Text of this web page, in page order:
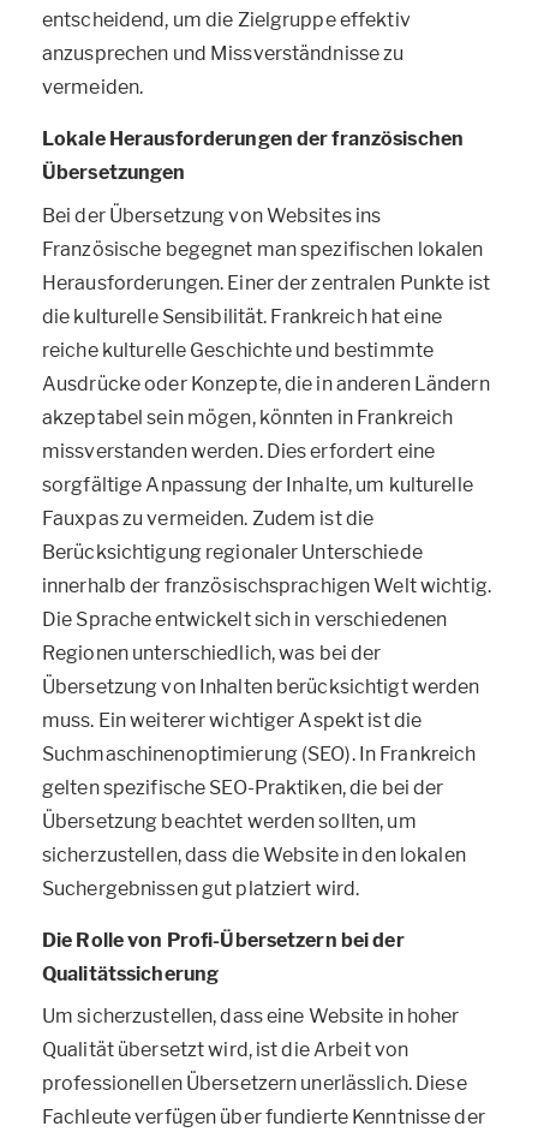
entscheidend, um die Zielgruppe effektiv
anzusprechen und Missverständnisse zu
vermeiden.
Lokale Herausforderungen der französischen
Übersetzungen
Bei der Übersetzung von Websites ins
Französische begegnet man spezifischen lokalen
Herausforderungen. Einer der zentralen Punkte ist
die kulturelle Sensibilität. Frankreich hat eine
reiche kulturelle Geschichte und bestimmte
Ausdrücke oder Konzepte, die in anderen Ländern
akzeptabel sein mögen, könnten in Frankreich
missverstanden werden. Dies erfordert eine
sorgfältige Anpassung der Inhalte, um kulturelle
Fauxpas zu vermeiden. Zudem ist die
Berücksichtigung regionaler Unterschiede
innerhalb der französischsprachigen Welt wichtig.
Die Sprache entwickelt sich in verschiedenen
Regionen unterschiedlich, was bei der
Übersetzung von Inhalten berücksichtigt werden
muss. Ein weiterer wichtiger Aspekt ist die
Suchmaschinenoptimierung (SEO). In Frankreich
gelten spezifische SEO-Praktiken, die bei der
Übersetzung beachtet werden sollten, um
sicherzustellen, dass die Website in den lokalen
Suchergebnissen gut platziert wird.
Die Rolle von Profi-Übersetzern bei der
Qualitätssicherung
Um sicherzustellen, dass eine Website in hoher
Qualität übersetzt wird, ist die Arbeit von
professionellen Übersetzern unerlässlich. Diese
Fachleute verfügen über fundierte Kenntnisse der